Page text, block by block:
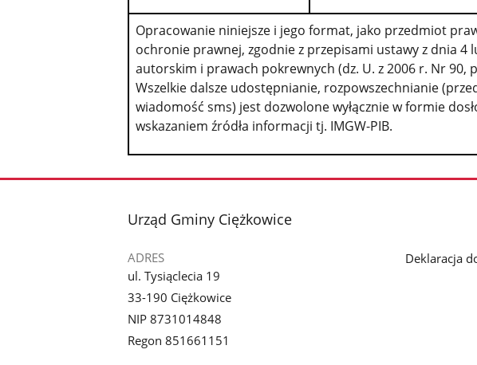
Opracowanie niniejsze i jego format, jako przedmiot
ochronie prawnej, zgodnie z przepisami ustawy z dnia 4
autorskim i prawach pokrewnych (dz. U. z 2006 r. Nr 90,
Wszelkie dalsze udostępnianie, rozpowszechnianie
wiadomość sms) jest dozwolone wyłącznie w formie
wskazaniem źródła informacji tj. IMGW-PIB.
stopka
Urząd Gminy Ciężkowice
ADRES
ul. Tysiąclecia 19
33-190 Ciężkowice
NIP 8731014848
Regon 851661151
Deklaracja